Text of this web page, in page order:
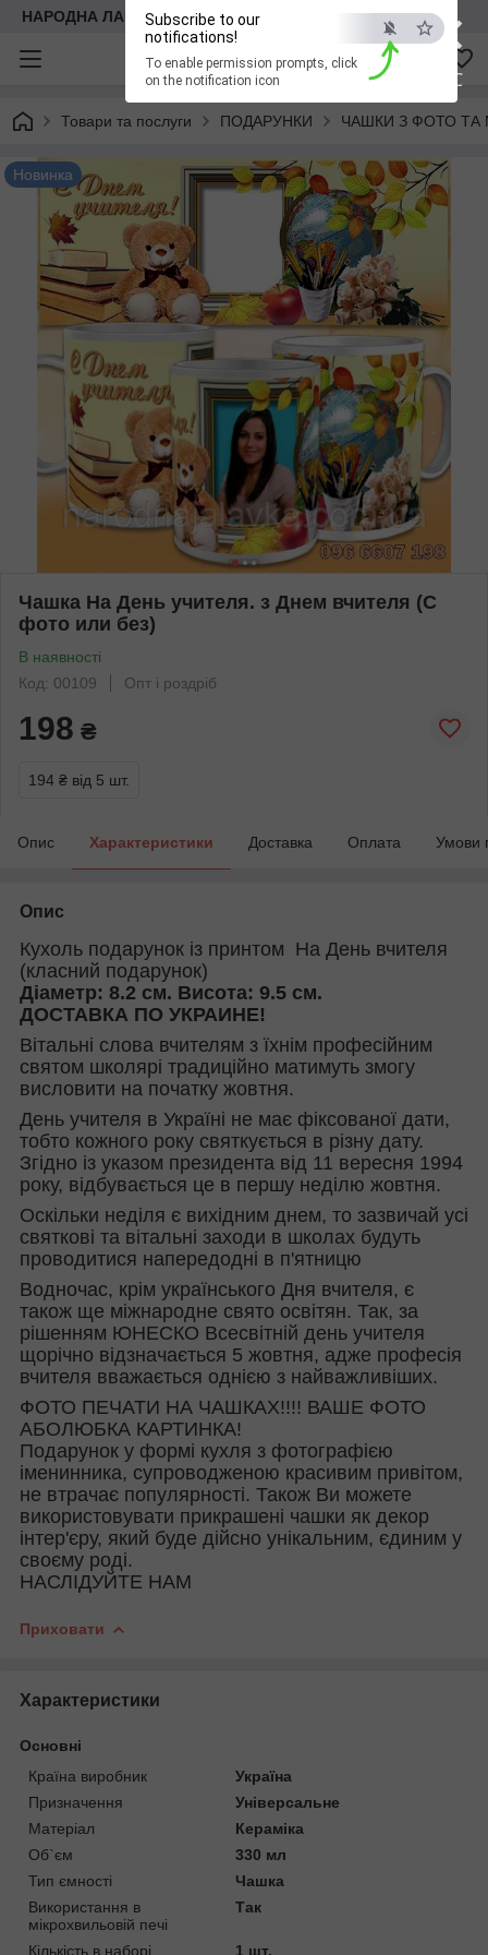
×
ESC
Subscribe to our
notifications!
To enable permission prompts, click
on the notification icon
НАРОДНА ЛАВКА
Товари та послуги ПОДАРУНКИ ЧАШКИ З ФОТО
Новинка
Чашка На День учителя. з Днем вчителя (С
фото или без)
В наявності
Код: 00109
Опт і роздріб
198 ₴
194 ₴ від 5 шт.
Опис Характеристики Доставка Оплата Умови
Опис
Кухоль подарунок із принтом На День вчителя
(класний подарунок)
Діаметр: 8.2 см. Висота: 9.5 см.
ДОСТАВКА ПО УКРАИНЕ!
Вітальні слова вчителям з їхнім професійним
святом школярі традиційно матимуть змогу
висловити на початку жовтня.
День учителя в Україні не має фіксованої дати,
тобто кожного року святкується в різну дату.
Згідно із указом президента від 11 вересня 1994
року, відбувається це в першу неділю жовтня.
Оскільки неділя є вихідним днем, то зазвичай усі
святкові та вітальні заходи в школах будуть
проводитися напередодні в п'ятницю
Водночас, крім українського Дня вчителя, є
також ще міжнародне свято освітян. Так, за
рішенням ЮНЕСКО Всесвітній день учителя
щорічно відзначається 5 жовтня, адже професія
вчителя вважається однією з найважливіших.
ФОТО ПЕЧАТИ НА ЧАШКАХ!!!! ВАШЕ ФОТО
АБОЛЮБКА КАРТИНКА!
Подарунок у формі кухля з фотографією
іменинника, супроводженою красивим привітом,
не втрачає популярності. Також Ви можете
використовувати прикрашені чашки як декор
інтер'єру, який буде дійсно унікальним, єдиним у
своєму роді.
НАСЛІДУЙТЕ НАМ
Приховати
Характеристики
Основні
Країна виробник
Україна
Призначення
Універсальне
Матеріал
Кераміка
Об`єм
330 мл
Тип ємності
Чашка
Використання в
мікрохвильовій печі
Так
Кількість в наборі
1 шт.